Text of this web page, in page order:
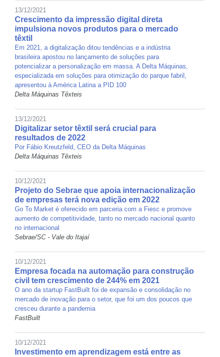
13/12/2021
Crescimento da impressão digital direta
impulsiona novos produtos para o mercado
têxtil
Em 2021, a digitalização ditou tendências e a indústria
brasileira apostou no lançamento de soluções para
potencializar a personalização em massa. A Delta Máquinas,
especializada em soluções para otimização do parque fabril,
apresentou à América Latina a PID 100
Delta Máquinas Têxteis
13/12/2021
Digitalizar setor têxtil será crucial para
resultados de 2022
Por Fábio Kreutzfeld, CEO da Delta Máquinas
Delta Máquinas Têxteis
10/12/2021
Projeto do Sebrae que apoia internacionalização
de empresas terá nova edição em 2022
Go To Market é oferecido em parceria com a Fiesc e promove
aumento de competitividade, tanto no mercado nacional quanto
no internacional
Sebrae/SC - Vale do Itajaí
10/12/2021
Empresa focada na automação para construção
civil tem crescimento de 244% em 2021
O ano da startup FastBuilt foi de expansão e consolidação no
mercado de inovação para o setor, que foi um dos poucos que
cresceu durante a pandemia
FastBuilt
10/12/2021
Investimento em aprendizagem está entre as